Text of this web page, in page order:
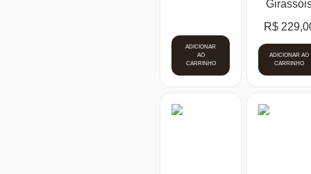
ADICIONAR
AO
CARRINHO
R$
ADICIONAR AO
CARRINHO